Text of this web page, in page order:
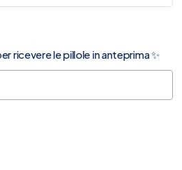
ricevere le pillole in anteprima ✨